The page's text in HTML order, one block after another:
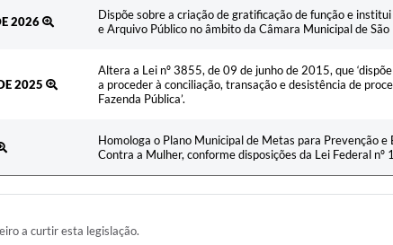
2026
Dispõe sobre a criação de gratificação de função e
e Arquivo Público no âmbito da Câmara Municipal de
2025
Altera a Lei nº 3855, de 09 de junho de 2015, que
a proceder à conciliação, transação e desistência de
Fazenda Pública’.
Homologa o Plano Municipal de Metas para Prevenção
Contra a Mulher, conforme disposições da Lei Federal
a curtir esta legislação.